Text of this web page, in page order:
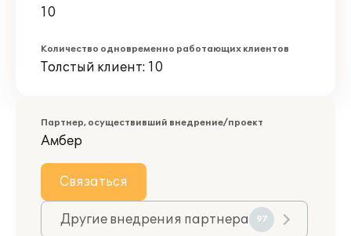
10
Количество одновременно работающих клиентов
Толстый клиент: 10
Партнер, осуществивший внедрение/проект
Амбер
Связаться
Другие внедрения партнера 97